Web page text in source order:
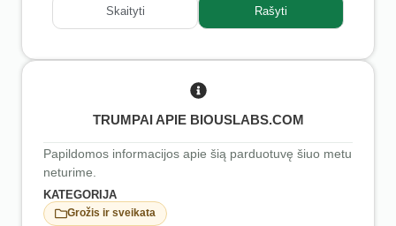
Skaityti Rašyti
TRUMPAI APIE BIOUSLABS.COM
Papildomos informacijos apie šią parduotuvę šiuo metu
neturime.
KATEGORIJA
Grožis ir sveikata